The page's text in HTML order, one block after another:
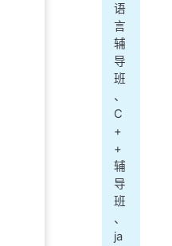
语
言
辅
导
班
、
C
+
+
辅
导
班
、
ja